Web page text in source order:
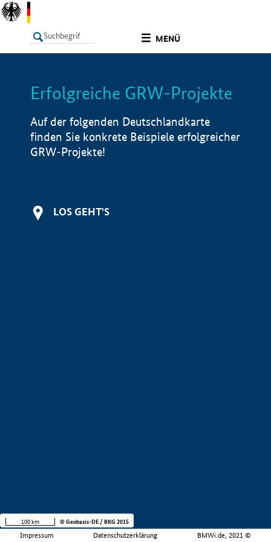
MENÜ
LISTE Info
Erfolgreiche GRW-Projekte
Auf der folgenden Deutschlandkarte
finden Sie konkrete Beispiele erfolgreicher
GRW-Projekte!
LOS GEHT'S
Impressum Datenschutzerklärung BMWi.de, 2021 ©
100 km © Geobasis-DE / BKG 2015